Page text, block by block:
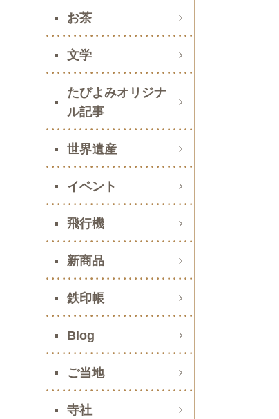
お茶
文学
たびよみオリジナ
ル記事
世界遺産
イベント
飛行機
新商品
鉄印帳
Blog
ご当地
寺社